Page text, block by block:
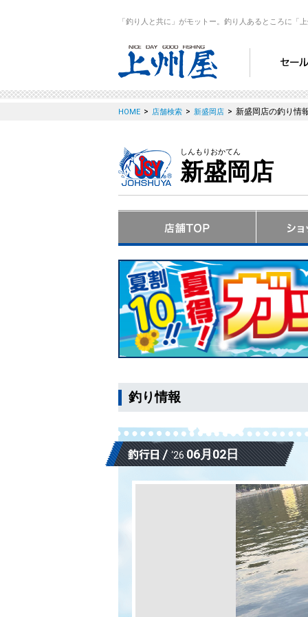
「釣り人と共に」がモットー。釣り人あるところに「
HOME > 店舗検索 > 新盛岡店 > 新盛岡店の釣り情
しんもりおかてん
新盛岡店
釣り情報
‘2606月02日